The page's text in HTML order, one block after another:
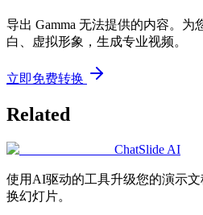
导出 Gamma 无法提供的内容。为
白、虚拟形象，生成专业视频。
立即免费转换
Related
ChatSlide AI
使用AI驱动的工具升级您的演示
换幻灯片。